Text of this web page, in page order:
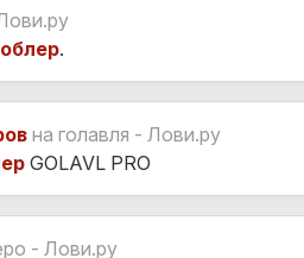
.
на голавля - Лови.ру
GOLAVL PRO
- Лови.ру